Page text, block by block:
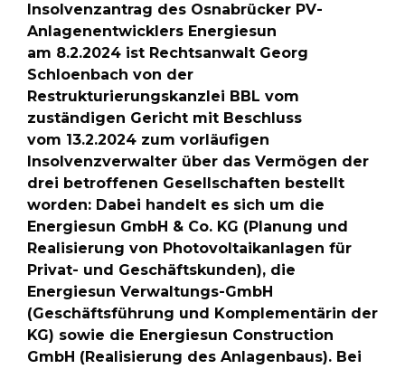
Insolvenzantrag des Osnabrücker PV-
Anlagenentwicklers Energiesun
am 8.2.2024 ist Rechtsanwalt Georg
Schloenbach von der
Restrukturierungskanzlei BBL vom
zuständigen Gericht mit Beschluss
vom 13.2.2024 zum vorläufigen
Insolvenzverwalter über das Vermögen der
drei betroffenen Gesellschaften bestellt
worden: Dabei handelt es sich um die
Energiesun GmbH & Co. KG (Planung und
Realisierung von Photovoltaikanlagen für
Privat- und Geschäftskunden), die
Energiesun Verwaltungs-GmbH
(Geschäftsführung und Komplementärin der
KG) sowie die Energiesun Construction
GmbH (Realisierung des Anlagenbaus). Bei